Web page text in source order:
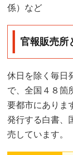
係）など
官報販売所
休日を除く毎日
で、全国４８箇
要都市にありま
発行する白書、
売しています。